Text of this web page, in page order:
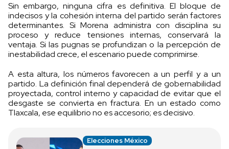
Sin embargo, ninguna cifra es definitiva. El bloque de
indecisos y la cohesión interna del partido serán factores
determinantes. Si Morena administra con disciplina su
proceso y reduce tensiones internas, conservará la
ventaja. Si las pugnas se profundizan o la percepción de
inestabilidad crece, el escenario puede comprimirse.
A esta altura, los números favorecen a un perfil y a un
partido. La definición final dependerá de gobernabilidad
proyectada, control interno y capacidad de evitar que el
desgaste se convierta en fractura. En un estado como
Tlaxcala, ese equilibrio no es accesorio; es decisivo.
Elecciones México